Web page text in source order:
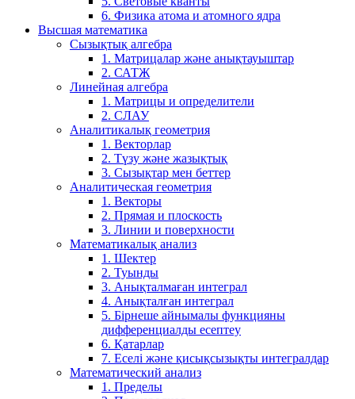
6. Физика атома и атомного ядра
Высшая математика
Сызықтық алгебра
1. Матрицалар және анықтауыштар
2. САТЖ
Линейная алгебра
1. Матрицы и определители
2. СЛАУ
Аналитикалық геометрия
1. Векторлар
2. Түзу және жазықтық
3. Сызықтар мен беттер
Аналитическая геометрия
1. Векторы
2. Прямая и плоскость
3. Линии и поверхности
Математикалық анализ
1. Шектер
2. Туынды
3. Анықталмаған интеграл
4. Анықталған интеграл
5. Бірнеше айнымалы функцияны
дифференциалды есептеу
6. Қатарлар
7. Еселі және қисықсызықты интегралдар
Математический анализ
1. Пределы